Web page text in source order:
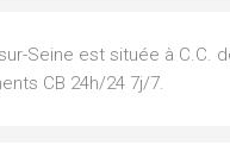
Seine est située à C.C.
CB 24h/24 7j/7.